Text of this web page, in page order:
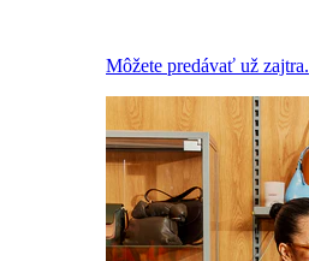
Môžete predávať už zajtra.